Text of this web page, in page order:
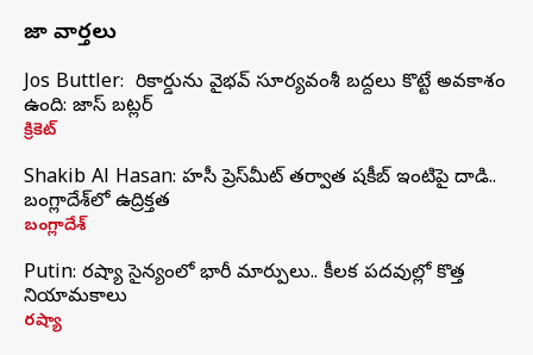
తాజా వార్తలు
Jos Buttler: నా రికార్డును వైభవ్ సూర్యవంశీ బద్దలు కొట్టే అవకాశం
ఉంది: జాస్ బట్లర్
క్రికెట్
Shakib Al Hasan: హసీనా ప్రెస్‌మీట్‌ తర్వాత షకీబ్‌ ఇంటిపై దాడి..
బంగ్లాదేశ్‌లో ఉద్రిక్తత
బంగ్లాదేశ్
Putin: రష్యా సైన్యంలో భారీ మార్పులు.. కీలక పదవుల్లో కొత్త
నియామకాలు
రష్యా